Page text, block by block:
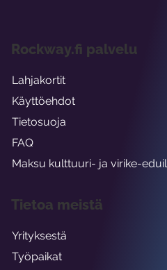
Rockway.fi palvelu
Lahjakortit
Käyttöehdot
Tietosuoja
FAQ
Maksu kulttuuri- ja virike-
Tietoa meistä
Yrityksestä
Työpaikat